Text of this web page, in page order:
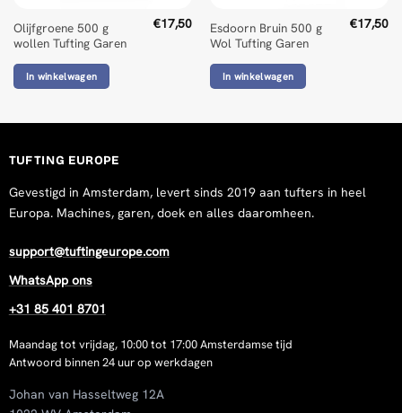
Olijfgroene 500 g
wollen Tufting Garen
€17,50
In winkelwagen
Esdoorn Bruin 500 g
Wol Tufting Garen
€17,50
In winkelwagen
TUFTING EUROPE
Gevestigd in Amsterdam, levert sinds 2019 aan tufters in heel
Europa. Machines, garen, doek en alles daaromheen.
support@tuftingeurope.com
WhatsApp ons
+31 85 401 8701
Maandag tot vrijdag, 10:00 tot 17:00 Amsterdamse tijd
Antwoord binnen 24 uur op werkdagen
Johan van Hasseltweg 12A